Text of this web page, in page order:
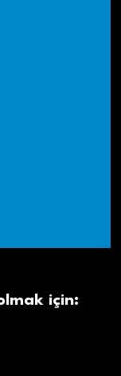
için: